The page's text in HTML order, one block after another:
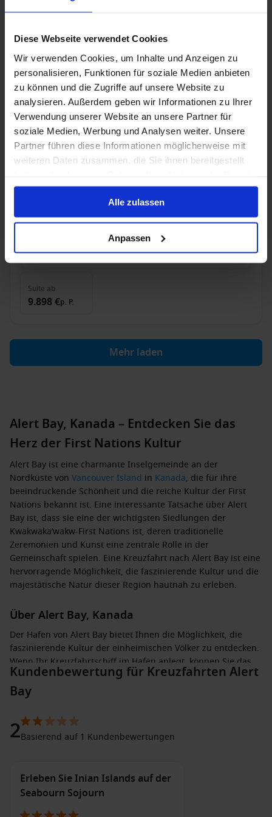
Diese Webseite verwendet Cookies
Wir verwenden Cookies, um Inhalte und Anzeigen zu
personalisieren, Funktionen für soziale Medien anbieten
zu können und die Zugriffe auf unsere Website zu
analysieren. Außerdem geben wir Informationen zu Ihrer
Verwendung unserer Website an unsere Partner für
soziale Medien, Werbung und Analysen weiter. Unsere
Partner führen diese Informationen möglicherweise mit
weiteren Daten zusammen, die Sie ihnen bereitgestellt
gesammelt haben.
Alle zulassen
Anpassen
Bis zu 499 € Bordguthaben
Suite ab
10.798 €p. P.
Nur Kreuzfahrt
Alaska ab Vancouver, Kanada auf der Seabourn
Encore
Ab / An Vancouver
Seabourn Encore
Trinkgelder
20 Aug. 2027 14Nächte 8 Alternativen
Suite ab
9.898 €p. P.
Mehr laden
Alert Bay, Kanada – Entdecken Sie das
Herz der First Nations Kultur
Alert Bay ist eine charmante Inselgemeinde an der
Nordküste von VancouverIsland in Kanada, die für ihre
beeindruckende Schönheit und die reiche Kultur der First
Nations bekannt ist. Eine interessante Tatsache über Alert
Bay ist, dass sie eine der wichtigsten Siedlungen der
Kwakwaka’wakw-First Nations ist, deren traditionelle
Zeremonien und Kunst eine zentrale Rolle in der
Gemeinschaft spielen. Eine Kreuzfahrt nach Alert Bay ist eine
hervorragende Möglichkeit, die faszinierende Kultur und die
majestätische Natur dieser Region hautnah zu erleben.
Über Alert Bay, Kanada
Der Hafen von Alert Bay bietet Ihnen die Möglichkeit, die
faszinierende Kultur der einheimischen Völker zu entdecken.
Wenn Ihr Kreuzfahrtschiff im Hafen anlegt, können Sie das
U’mista Cultural Centre besuchen, wo bemerkenswerte
Sammlungen von traditioneller Kunst und Artefakten der
Kwakwaka’wakw-Kultur präsentiert werden. Diese
Einrichtung bietet Einblicke in die Bräuche, die Geschichte
und die Kunst der Gemeinschaft.
eindrucksvolle Kunstwerke gelten. Für Abenteurer gibt es die
Möglichkeit, Kajak zu fahren oder geführte Touren durch die
umgebende Natur zu buchen, um die abwechslungsreiche
Kundenbewertung für Kreuzfahrten Alert
Bay
2Basierend auf 1 Kundenbewertungen
Erleben Sie Inian Islands auf der
Seabourn Sojourn